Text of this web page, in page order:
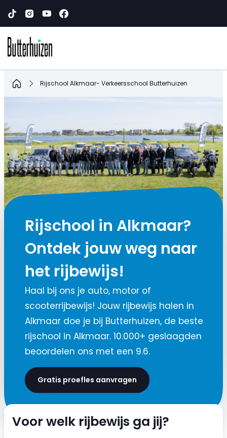
Home Rijschool Alkmaar- Verkeersschool Butterhuizen
Rijschool in Alkmaar?
Ontdek jouw weg naar
het rijbewijs!
Haal bij ons je auto, motor of
scooterrijbewijs! Jouw rijbewijs halen in
Alkmaar doe je bij Butterhuizen, de beste
rijschool in Alkmaar. 10.000+ geslaagden
beoordelen ons met een 9.6.
Gratis proefles aanvragen
Voor welk rijbewijs ga jij?